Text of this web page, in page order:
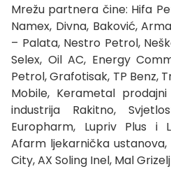
Mrežu partnera čine: Hifa
Namex, Divna, Baković,
– Palata, Nestro Petrol,
Selex, Oil AC, Energy
Petrol, Grafotisak, TP Benz,
Mobile, Kerametal
industrija Rakitno,
Europharm, Lupriv Plus i
Afarm ljekarnička ustanova,
City, AX Soling Inel, Mal